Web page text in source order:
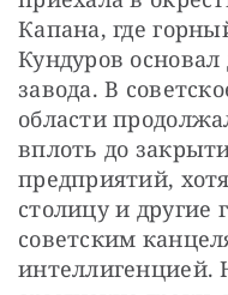
Капана, где
Кундуров
завода. В
области
вплоть до
предприятий,
столицу и другие
советским
интеллигенцией.